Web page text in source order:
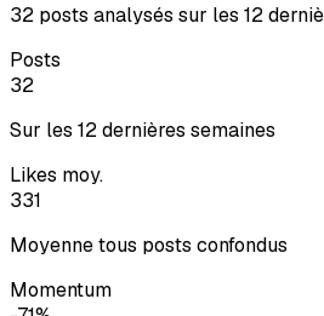
32 posts analysés sur les 12
Posts
32
Sur les 12 dernières semaines
Likes moy.
331
Moyenne tous posts confondus
Momentum